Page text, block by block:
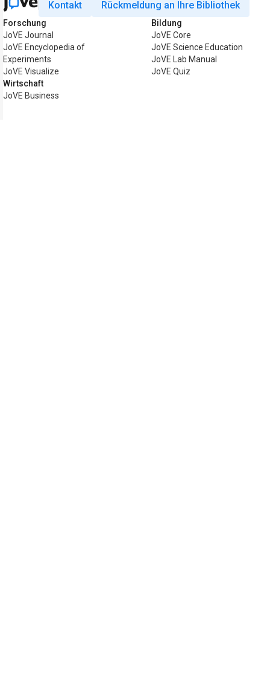
Kontakt Rückmeldung an Ihre Bibliothek
Forschung
JoVE Journal
JoVE Encyclopedia of
Experiments
JoVE Visualize
Wirtschaft
JoVE Business
Bildung
JoVE Core
JoVE Science Education
JoVE Lab Manual
JoVE Quiz